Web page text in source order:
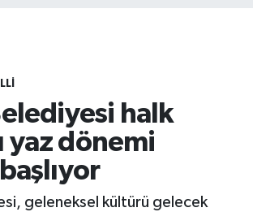
halk
yaz dönemi
geleneksel kültürü gelecek
Haberleri